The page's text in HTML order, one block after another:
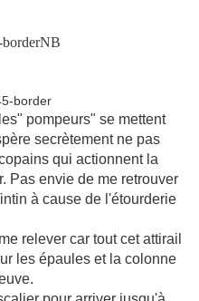
pompeurs" se mettent
secrètement ne pas
qui actionnent la
Pas envie de me retrouver
à cause de l'étourderie
relever car tout cet attirail
les épaules et la colonne